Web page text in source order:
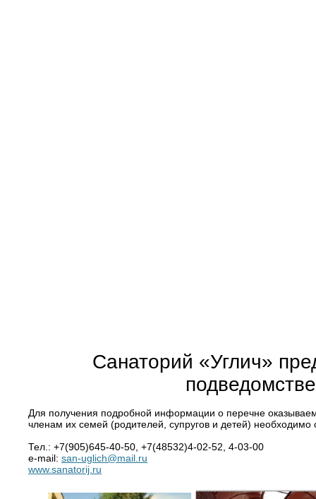
Санаторий «Углич»
Для получения подробной информации о перечне
членам их семей (родителей, супругов и детей)
Тел.: +7(905)645-40-50, +7(48532)4-02-52, 4-03-00
e-mail: san-uglich@mail.ru
www.sanatorij.ru